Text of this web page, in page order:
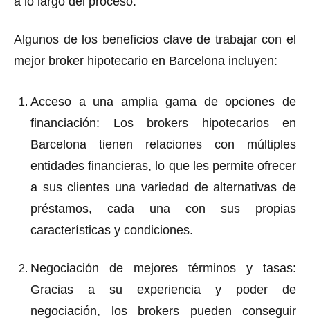
Algunos de los beneficios clave de trabajar con el
mejor broker hipotecario en Barcelona incluyen:
Acceso a una amplia gama de opciones de
financiación: Los brokers hipotecarios en
Barcelona tienen relaciones con múltiples
entidades financieras, lo que les permite ofrecer
a sus clientes una variedad de alternativas de
préstamos, cada una con sus propias
características y condiciones.
Negociación de mejores términos y tasas:
Gracias a su experiencia y poder de
negociación, los brokers pueden conseguir